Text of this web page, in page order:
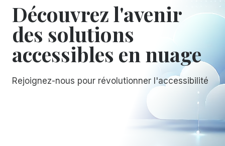
Découvrez l'avenir
des solutions
accessibles en nuage
Rejoignez-nous pour révolutionner l'accessibilité